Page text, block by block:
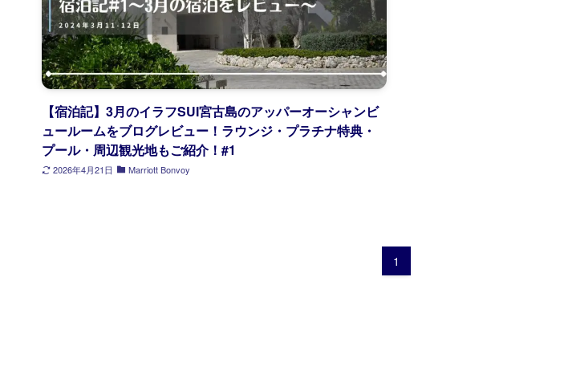
【宿泊記】3月のイラフSUI宮古島のアッパーオーシャンビ
ュールームをブログレビュー！ラウンジ・プラチナ特典・
プール・周辺観光地もご紹介！#1
2026年4月21日 Marriott Bonvoy
1